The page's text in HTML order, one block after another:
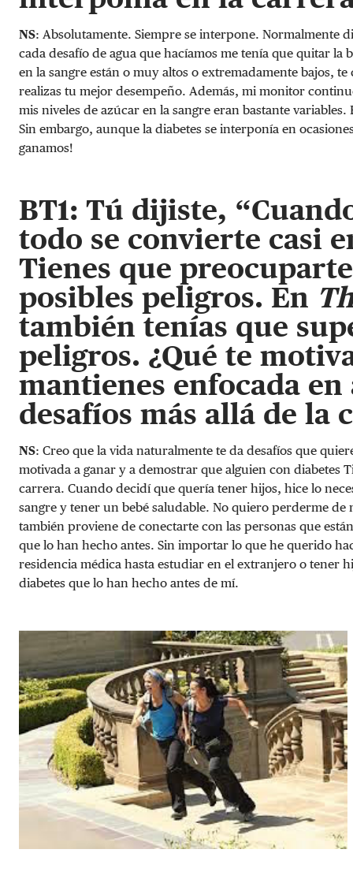
NS: Absolutamente. Siempre se interpone. Normalmente
cada desafío de agua que hacíamos me tenía que quitar
en la sangre están o muy altos o extremadamente bajos,
realizas tu mejor desempeño. Además, mi monitor
mis niveles de azúcar en la sangre eran bastante
Sin embargo, aunque la diabetes se interponía en
ganamos!
BT1: Tú dijiste,
todo se convierte casi
Tienes que
posibles peligros. En
también tenías que
peligros. ¿Qué te
mantienes enfocada
desafíos más allá de la
NS: Creo que la vida naturalmente te da desafíos que
motivada a ganar y a demostrar que alguien con diabetes
carrera. Cuando decidí que quería tener hijos, hice lo
sangre y tener un bebé saludable. No quiero perderme
también proviene de conectarte con las personas que
que lo han hecho antes. Sin importar lo que he querido
residencia médica hasta estudiar en el extranjero o tener
diabetes que lo han hecho antes de mí.